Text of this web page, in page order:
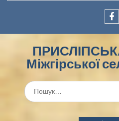
Міжгірської
Шукати: